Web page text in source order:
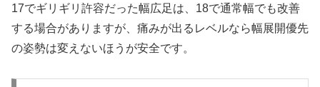
17でギリギリ許容だった幅広足は、18で通常幅でも改善
する場合がありますが、痛みが出るレベルなら幅展開優先
の姿勢は変えないほうが安全です。